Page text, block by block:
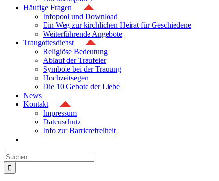
Häufige Fragen
Infopool und Download
Ein Weg zur kirchlichen Heirat für Geschiedene
Weiterführende Angebote
Traugottesdienst
Religiöse Bedeutung
Ablauf der Traufeier
Symbole bei der Trauung
Hochzeitsegen
Die 10 Gebote der Liebe
News
Kontakt
Impressum
Datenschutz
Info zur Barrierefreiheit
Suche
nach: